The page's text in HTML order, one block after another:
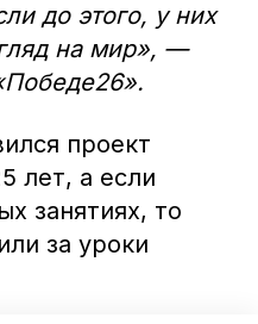
до этого, у них
на мир», —
проект
лет, а если
занятиях, то
за уроки